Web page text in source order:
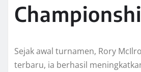
Sejak awal turnamen, Rory
terbaru, ia berhasil